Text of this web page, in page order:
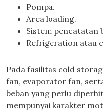
Pompa.
Area loading.
Sistem pencatatan
Refrigeration atau
Pada fasilitas cold
fan, evaporator fan,
beban yang perlu
mempunyai karakter